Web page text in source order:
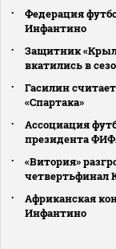
Федерация
Инфантино
Защитник
вкатились в
Гасилин
«Спартака»
Ассоциация
президента
«Витория»
четвертьфинал
Африканская
Инфантино